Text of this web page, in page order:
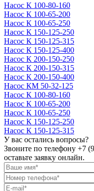
Насос К 100-80-160
Насос К 100-65-200
Насос К 100-65-250
Насос К 150-125-250
Насос К 150-125-315
Насос К 150-125-400
Насос К 200-150-250
Насос К 200-150-315
Насос К 200-150-400
Насос КМ 50-32-125
Насос К 100-80-160
Насос К 100-65-200
Насос К 100-65-250
Насос К 150-125-250
Насос К 150-125-315
У вас остались вопросы?
Звоните по телефону +7
оставьте заявку онлайн.